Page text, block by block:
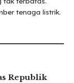
tenaga listrik.
Republik